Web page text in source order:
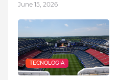
June 15, 2026
TECNOLOGIA